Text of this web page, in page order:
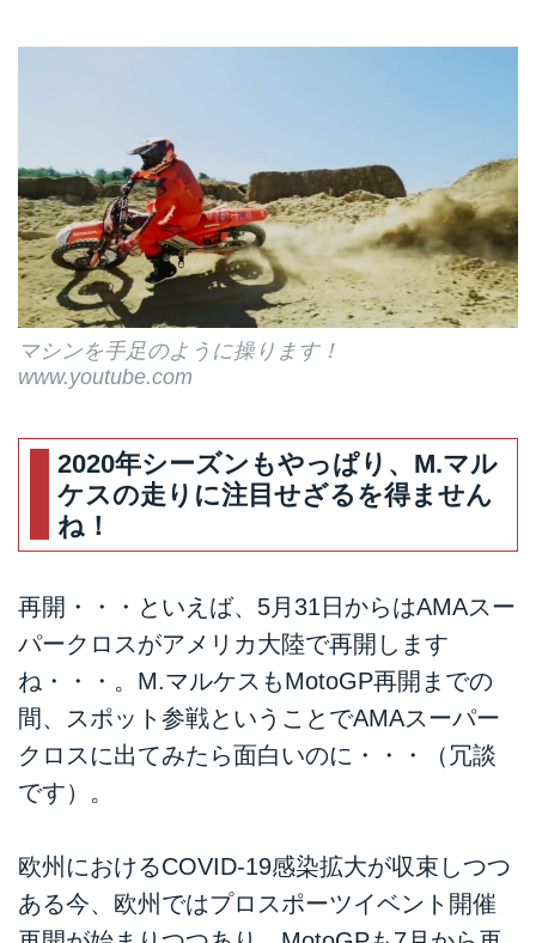
マシンを手足のように操ります！
www.youtube.com
2020年シーズンもやっぱり、M.マル
ケスの走りに注目せざるを得ません
ね！
再開・・・といえば、5月31日からはAMAスー
パークロスがアメリカ大陸で再開します
ね・・・。M.マルケスもMotoGP再開までの
間、スポット参戦ということでAMAスーパー
クロスに出てみたら面白いのに・・・（冗談
です）。
欧州におけるCOVID-19感染拡大が収束しつつ
ある今、欧州ではプロスポーツイベント開催